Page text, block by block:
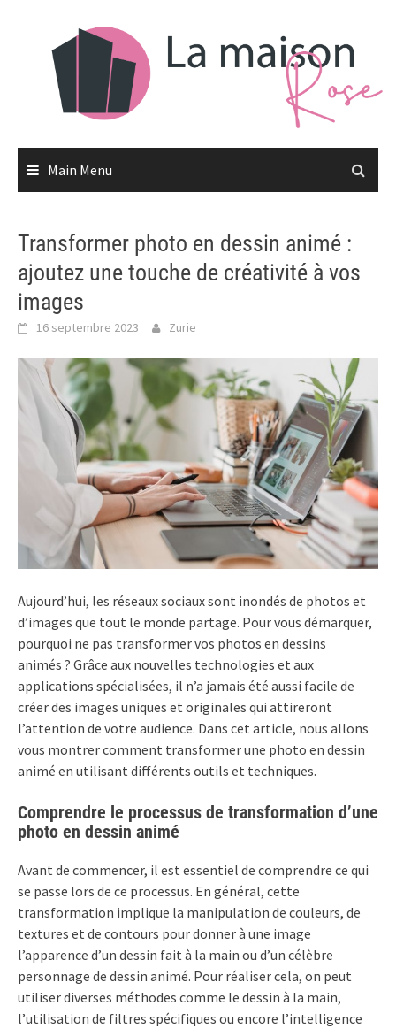
Main Menu
Transformer photo en dessin animé :
ajoutez une touche de créativité à vos
images
16 septembre 2023 Zurie
Aujourd’hui, les réseaux sociaux sont inondés de photos et
d’images que tout le monde partage. Pour vous démarquer,
pourquoi ne pas transformer vos photos en dessins
animés ? Grâce aux nouvelles technologies et aux
applications spécialisées, il n’a jamais été aussi facile de
créer des images uniques et originales qui attireront
l’attention de votre audience. Dans cet article, nous allons
vous montrer comment transformer une photo en dessin
animé en utilisant différents outils et techniques.
Comprendre le processus de transformation d’une
photo en dessin animé
Avant de commencer, il est essentiel de comprendre ce qui
se passe lors de ce processus. En général, cette
transformation implique la manipulation de couleurs, de
textures et de contours pour donner à une image
l’apparence d’un dessin fait à la main ou d’un célèbre
personnage de dessin animé. Pour réaliser cela, on peut
utiliser diverses méthodes comme le dessin à la main,
l’utilisation de filtres spécifiques ou encore l’intelligence